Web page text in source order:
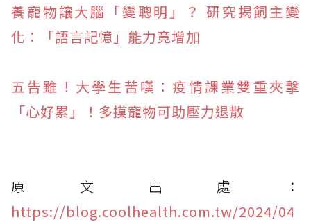
養寵物讓大腦「變聰明」？ 研究揭飼主變
化：「語言記憶」能力竟增加
五告雖！大學生苦嘆：疫情課業雙重夾擊
「心好累」！多摸寵物可助壓力退散
原文出處：
https://blog.coolhealth.com.tw/2024/04